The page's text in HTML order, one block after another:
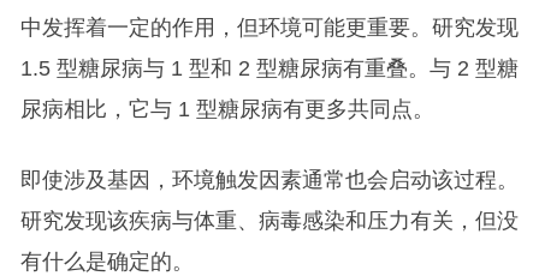
中发挥着一定的作用，但环境可能更重要。研究发现
1.5 型糖尿病与 1 型和 2 型糖尿病有重叠。与 2 型糖
尿病相比，它与 1 型糖尿病有更多共同点。
即使涉及基因，环境触发因素通常也会启动该过程。
研究发现该疾病与体重、病毒感染和压力有关，但没
有什么是确定的。